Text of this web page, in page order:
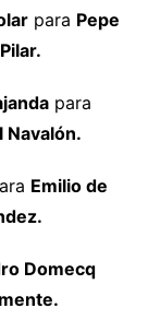
para Pepe
para
Navalón.
Emilio de
Domecq